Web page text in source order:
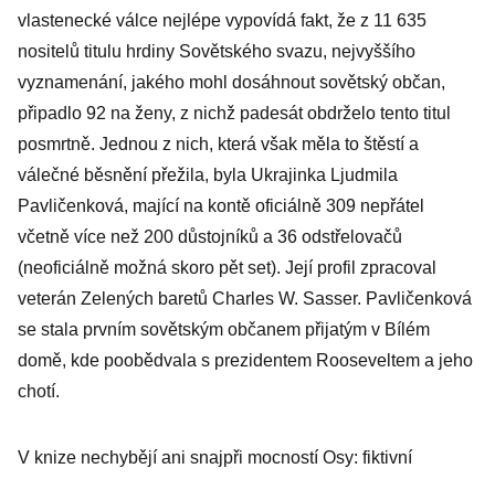
vlastenecké válce nejlépe vypovídá fakt, že z 11 635
nositelů titulu hrdiny Sovětského svazu, nejvyššího
vyznamenání, jakého mohl dosáhnout sovětský občan,
připadlo 92 na ženy, z nichž padesát obdrželo tento titul
posmrtně. Jednou z nich, která však měla to štěstí a
válečné běsnění přežila, byla Ukrajinka Ljudmila
Pavličenková, mající na kontě oficiálně 309 nepřátel
včetně více než 200 důstojníků a 36 odstřelovačů
(neoficiálně možná skoro pět set). Její profil zpracoval
veterán Zelených baretů Charles W. Sasser. Pavličenková
se stala prvním sovětským občanem přijatým v Bílém
domě, kde poobědvala s prezidentem Rooseveltem a jeho
chotí.
V knize nechybějí ani snajpři mocností Osy: fiktivní